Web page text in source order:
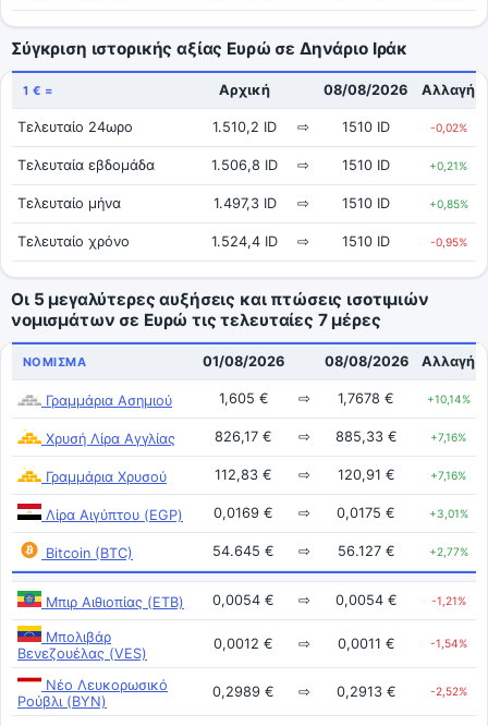
Σύγκριση ιστορικής αξίας Ευρώ σε Δηνάριο Ιράκ
1 € = Αρχική 08/08/2026 Αλλαγή
Τελευταίο 24ωρο 1.510,2 ID ⇨ 1510 ID -0,02%
Τελευταία εβδομάδα 1.506,8 ID ⇨ 1510 ID +0,21%
Τελευταίο μήνα 1.497,3 ID ⇨ 1510 ID +0,85%
Τελευταίο χρόνο 1.524,4 ID ⇨ 1510 ID -0,95%
Οι 5 μεγαλύτερες αυξήσεις και πτώσεις ισοτιμιών
νομισμάτων σε Ευρώ τις τελευταίες 7 μέρες
ΝΌΜΙΣΜΑ 01/08/2026 08/08/2026 Αλλαγή
Γραμμάρια Ασημιού 1,605 € ⇨ 1,7678 € +10,14%
Χρυσή Λίρα Αγγλίας 826,17 € ⇨ 885,33 € +7,16%
Γραμμάρια Χρυσού 112,83 € ⇨ 120,91 € +7,16%
Λίρα Αιγύπτου (EGP) 0,0169 € ⇨ 0,0175 € +3,01%
Bitcoin (BTC) 54.645 € ⇨ 56.127 € +2,77%
Μπιρ Αιθιοπίας (ETB) 0,0054 € ⇨ 0,0054 € -1,21%
Μπολιβάρ
Βενεζουέλας (VES)
0,0012 € ⇨ 0,0011 € -1,54%
Νέο Λευκορωσικό
Ρούβλι (BYN)
0,2989 € ⇨ 0,2913 € -2,52%